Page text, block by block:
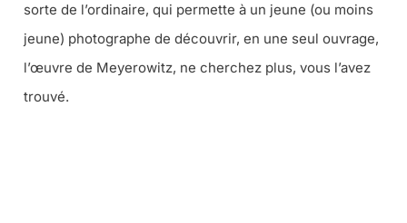
sorte de l’ordinaire, qui permette à un jeune (ou moins
jeune) photographe de découvrir, en une seul ouvrage,
l’œuvre de Meyerowitz, ne cherchez plus, vous l’avez
trouvé.